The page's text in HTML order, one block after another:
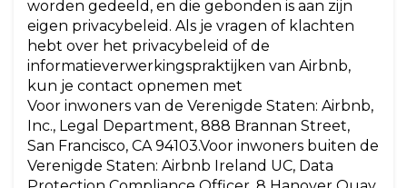
worden gedeeld, en die gebonden is aan zijn
eigen privacybeleid. Als je vragen of klachten
hebt over het privacybeleid of de
informatieverwerkingspraktijken van Airbnb,
kun je contact opnemen met
Voor inwoners van de Verenigde Staten: Airbnb,
Inc., Legal Department, 888 Brannan Street,
San Francisco, CA 94103.Voor inwoners buiten de
Verenigde Staten: Airbnb Ireland UC, Data